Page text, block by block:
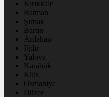
Kırıkkale
Batman
Şırnak
Bartın
Ardahan
Iğdır
Yalova
Karabük
Kilis
Osmaniye
Düzce